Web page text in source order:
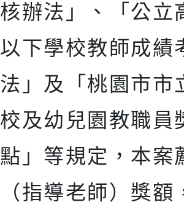
核辦法」、「公立
以下學校教師成績
法」及「桃園市市
校及幼兒園教職員
點」等規定，本案
（指導老師）獎